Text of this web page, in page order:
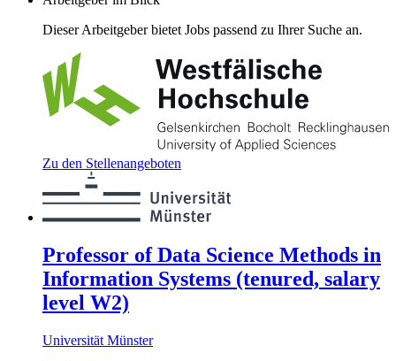
Dieser Arbeitgeber bietet Jobs passend zu Ihrer Suche an.
Zu den Stellenangeboten
Professor of Data Science Methods in
Information Systems (tenured, salary
level W2)
Universität Münster